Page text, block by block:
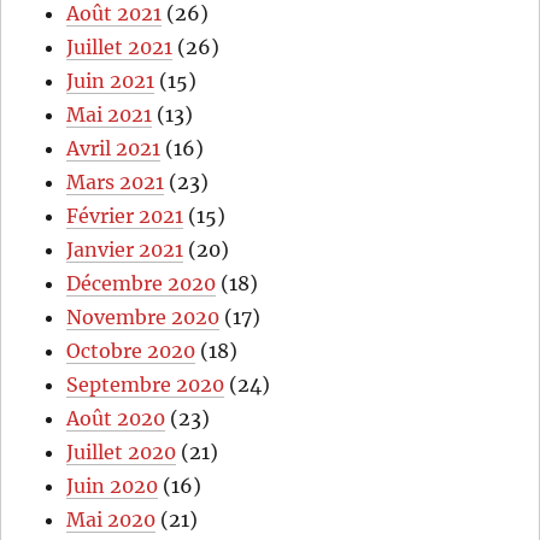
Août 2021 (26)
Juillet 2021 (26)
Juin 2021 (15)
Mai 2021 (13)
Avril 2021 (16)
Mars 2021 (23)
Février 2021 (15)
Janvier 2021 (20)
Décembre 2020 (18)
Novembre 2020 (17)
Octobre 2020 (18)
Septembre 2020 (24)
Août 2020 (23)
Juillet 2020 (21)
Juin 2020 (16)
Mai 2020 (21)